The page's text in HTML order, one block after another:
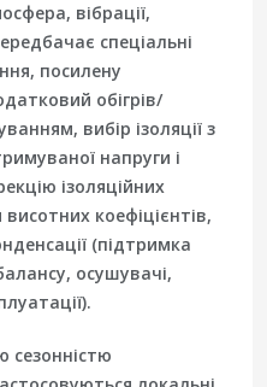
вібрації,
спеціальні
посилену
обігрів/
вибір ізоляції з
напруги і
ізоляційних
коефіцієнтів,
(підтримка
осушувачі,
сезонністю